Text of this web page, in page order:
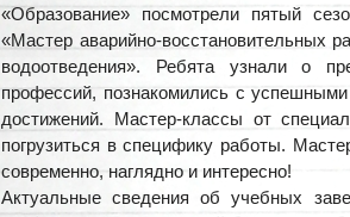
«Образование» посмотрели пятый
«Мастер аварийно-восстановительных
водоотведения». Ребята узнали о
профессий, познакомились с
достижений. Мастер-классы от
погрузиться в специфику работы.
современно, наглядно и интересно!
Актуальные сведения об учебных